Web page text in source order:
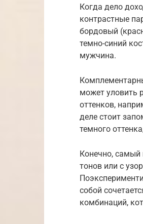
Когда дело
контрастные
бордовый
темно-синий
мужчина.
может уловить
оттенков,
деле стоит
темного
Конечно, самый
тонов или с
собой
комбинаций,